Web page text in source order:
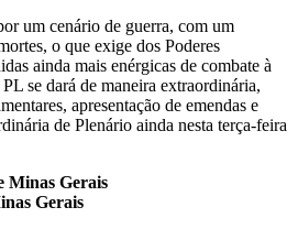
um cenário de guerra, com um
o que exige dos Poderes
ainda mais enérgicas de combate à
se dará de maneira extraordinária,
apresentação de emendas e
de Plenário ainda nesta terça-feira
Minas Gerais
Gerais